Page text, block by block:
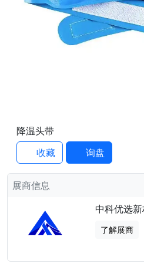
降温头带
收藏
询盘
展商信息
中科优选
了解展商